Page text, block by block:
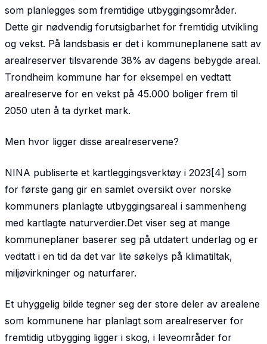
som planlegges som fremtidige utbyggings­områder.
Dette gir nødvendig forutsigbarhet for fremtidig utvikling
og vekst. På landsbasis er det i kommuneplanene satt av
arealreserver tilsvarende 38% av dagens bebygde areal.
Trondheim kommune har for eksempel en vedtatt
arealreserve for en vekst på 45.000 boliger frem til
2050 uten å ta dyrket mark.
Men hvor ligger disse arealreservene?
NINA publiserte et kartleggingsverktøy i 2023[4] som
for første gang gir en samlet oversikt over norske
kommuners planlagte utbyggingsareal i sammenheng
med kartlagte naturverdier.Det viser seg at mange
kommuneplaner baserer seg på utdatert underlag og er
vedtatt i en tid da det var lite søkelys på klimatiltak,
miljøvirkninger og naturfarer.
Et uhyggelig bilde tegner seg der store deler av arealene
som kommunene har planlagt som areal­reserver for
fremtidig utbygging ligger i skog, i leveområder for